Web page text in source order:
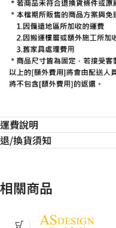
運費說明
退/換貨須知
相關商品